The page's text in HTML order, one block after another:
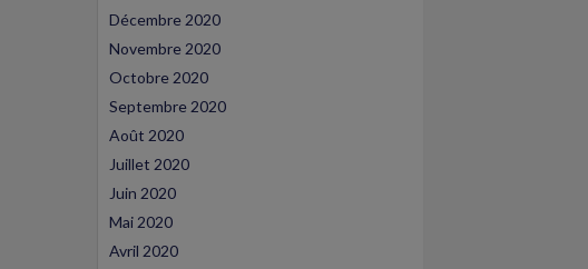
Décembre 2020
Novembre 2020
Octobre 2020
Septembre 2020
Août 2020
Juillet 2020
Juin 2020
Mai 2020
Avril 2020